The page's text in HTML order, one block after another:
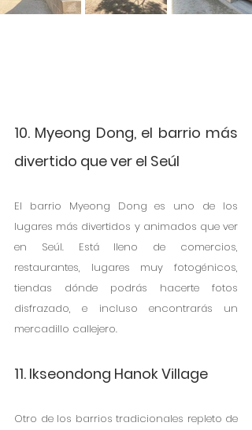
10. Myeong Dong, el barrio más
divertido que ver el Seúl
El barrio Myeong Dong es uno de los
lugares más divertidos y animados que ver
en Seúl. Está lleno de comercios,
restaurantes, lugares muy fotogénicos,
tiendas dónde podrás hacerte fotos
disfrazado, e incluso encontrarás un
mercadillo callejero.
11. Ikseondong Hanok Village
Otro de los barrios tradicionales repleto de